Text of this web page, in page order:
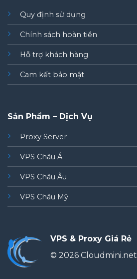
Quy định sử dụng
Chính sách hoàn tiền
Hỗ trợ khách hàng
Cam kết bảo mật
Sản Phẩm – Dịch Vụ
Proxy Server
VPS Châu Á
VPS Châu Âu
VPS Châu Mỹ
VPS & Proxy Giá Rẻ
© 2026 Cloudmini.net